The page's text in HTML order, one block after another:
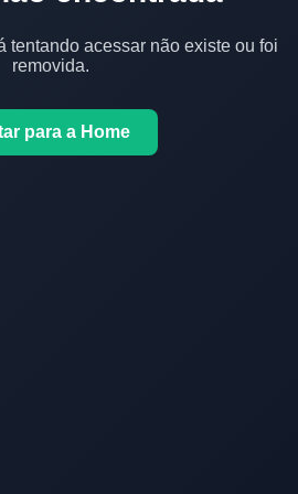
tentando acessar não existe ou foi
removida.
para a Home